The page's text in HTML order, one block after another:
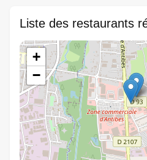
Liste des restaurants
+
−